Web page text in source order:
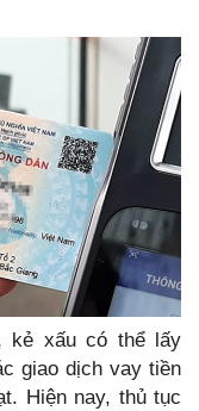
kẻ xấu có thể lấy
giao dịch vay tiền
Hiện nay, thủ tục